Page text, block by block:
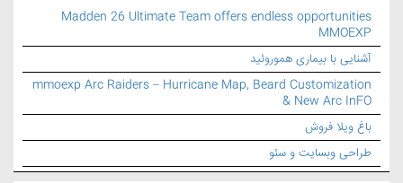
Madden 26 Ultimate Team offers endless opportunities
MMOEXP
آشنایی با بیماری هموروئید
mmoexp Arc Raiders – Hurricane Map, Beard Customization
& New Arc InFO
باغ ویلا فروش
طراحی وبسایت و سئو